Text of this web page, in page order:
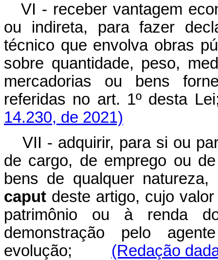
VI - receber vantagem
ou indireta, para fazer
técnico que envolva obras
sobre quantidade, peso,
mercadorias ou bens
referidas no art. 1º
14.230, de 2021)
VII - adquirir, para si ou
de cargo, de emprego ou
bens de qualquer
caput deste artigo, cujo
patrimônio ou à renda
demonstração pelo
evolução; (Redação